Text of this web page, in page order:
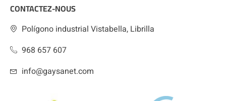
CONTACTEZ-NOUS
Polígono industrial Vistabella, Librilla
968 657 607
info@gaysanet.com